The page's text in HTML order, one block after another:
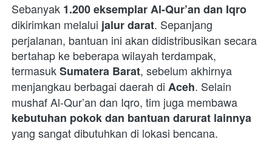
Sebanyak 1.200 eksemplar Al-Qur’an dan Iqro
dikirimkan melalui jalur darat. Sepanjang
perjalanan, bantuan ini akan didistribusikan secara
bertahap ke beberapa wilayah terdampak,
termasuk Sumatera Barat, sebelum akhirnya
menjangkau berbagai daerah di Aceh. Selain
kebutuhan pokok dan bantuan darurat lainnya
yang sangat dibutuhkan di lokasi bencana.